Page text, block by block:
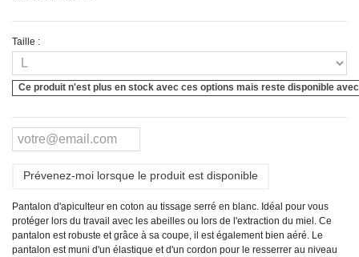
Taille :
Ce produit n'est plus en stock avec ces options mais reste disponible
Prévenez-moi lorsque le produit est disponible
Pantalon d'apiculteur en coton au tissage serré en blanc. Idéal pour vous
protéger lors du travail avec les abeilles ou lors de l'extraction du miel. Ce
pantalon est robuste et grâce à sa coupe, il est également bien aéré. Le
pantalon est muni d'un élastique et d'un cordon pour le resserrer au niveau